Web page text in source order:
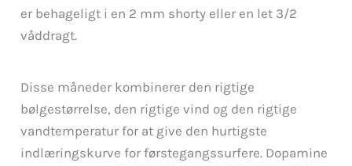
er behageligt i en 2 mm shorty eller en let 3/2
våddragt.
Disse måneder kombinerer den rigtige
bølgestørrelse, den rigtige vind og den rigtige
vandtemperatur for at give den hurtigste
indlæringskurve for førstegangssurfere. Dopamine